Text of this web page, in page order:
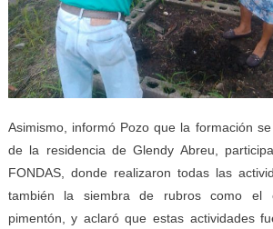
Asimismo, informó Pozo que la formación
de la residencia de Glendy Abreu,
FONDAS, donde realizaron todas las
también la siembra de rubros como el
pimentón, y aclaró que estas actividades